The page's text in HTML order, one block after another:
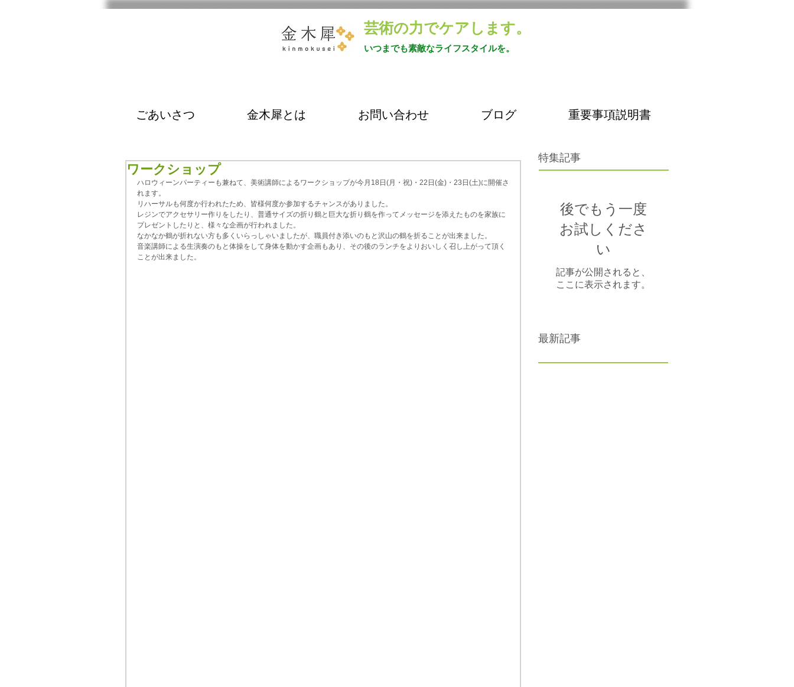
芸術の力でケアします。
いつまでも素敵なライフスタイルを。
ごあいさつ 金木犀とは お問い合わせ ブログ 重要事項説明書
ワークショップ
ハロウィーンパーティーも兼ねて、美術講師によるワークショップが今月18日(月・祝)・22日(金)・23日(土)に開催さ
れます。
リハーサルも何度か行われたため、皆様何度か参加するチャンスがありました。
レジンでアクセサリー作りをしたり、普通サイズの折り鶴と巨大な折り鶴を作ってメッセージを添えたものを家族に
プレゼントしたりと、様々な企画が行われました。
なかなか鶴が折れない方も多くいらっしゃいましたが、職員付き添いのもと沢山の鶴を折ることが出来ました。
音楽講師による生演奏のもと体操をして身体を動かす企画もあり、その後のランチをよりおいしく召し上がって頂く
ことが出来ました。
特集記事
後でもう一度
お試しくださ
い
記事が公開されると、
ここに表示されます。
最新記事